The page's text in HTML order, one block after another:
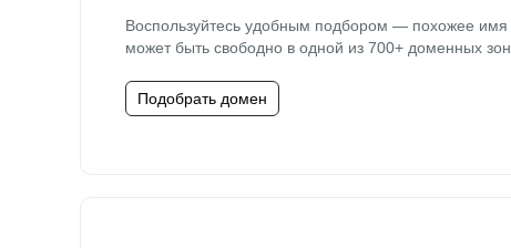
Воспользуйтесь удобным подбором — похожее имя
может быть свободно в одной из 700+ доменных зон.
Подобрать домен